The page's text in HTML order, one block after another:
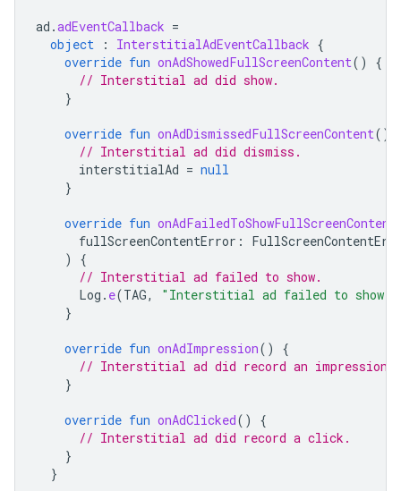
ad .adEventCallback =
object
: InterstitialAdEventCallback {
override fun onAdShowedFullScreenContent()
{
// Interstitial ad did show.
}
override fun onAdDismissedFullScreenContent()
// Interstitial ad did dismiss.
interstitialAd = null
}
override fun onAdFailedToShowFullScreenContent
fullScreenContentError :
)
{
// Interstitial ad failed to show.
Log . e(TAG, "Interstitial ad failed to show:
}
override fun onAdImpression()
{
// Interstitial ad did record an impression.
}
override fun onAdClicked()
{
// Interstitial ad did record a click.
}
}